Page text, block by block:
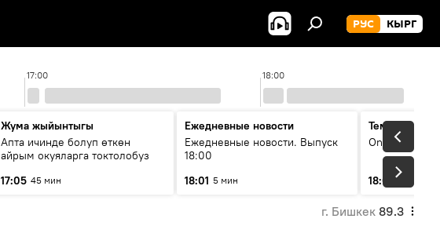
РУС КЫРГ
17:00 18:00
Жума жыйынтыгы
Апта ичинде болуп өткөн
айрым окуяларга токтолобуз
17:05 45 мин
Ежедневные новости
Ежедневные новости. Выпуск
18:00
18:01 5 мин
Тема дня
On air
18:07
г. Бишкек 89.3